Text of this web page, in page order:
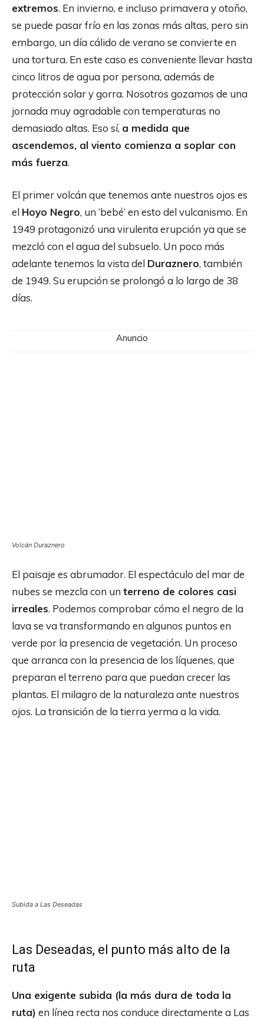
extremos. En invierno, e incluso primavera y otoño,
se puede pasar frío en las zonas más altas, pero sin
embargo, un día cálido de verano se convierte en
una tortura. En este caso es conveniente llevar hasta
cinco litros de agua por persona, además de
protección solar y gorra. Nosotros gozamos de una
jornada muy agradable con temperaturas no
demasiado altas. Eso sí, a medida que
ascendemos, al viento comienza a soplar con
más fuerza.
El primer volcán que tenemos ante nuestros ojos es
el Hoyo Negro, un ‘bebé’ en esto del vulcanismo. En
1949 protagonizó una virulenta erupción ya que se
mezcló con el agua del subsuelo. Un poco más
adelante tenemos la vista del Duraznero, también
de 1949. Su erupción se prolongó a lo largo de 38
días.
Anuncio
Volcán Duraznero
El paisaje es abrumador. El espectáculo del mar de
nubes se mezcla con un terreno de colores casi
irreales. Podemos comprobar cómo el negro de la
lava se va transformando en algunos puntos en
verde por la presencia de vegetación. Un proceso
que arranca con la presencia de los líquenes, que
preparan el terreno para que puedan crecer las
plantas. El milagro de la naturaleza ante nuestros
ojos. La transición de la tierra yerma a la vida.
Subida a Las Deseadas
Las Deseadas, el punto más alto de la
ruta
Una exigente subida (la más dura de toda la
ruta) en línea recta nos conduce directamente a Las